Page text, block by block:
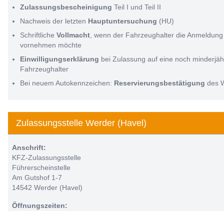
Zulassungsbescheinigung Teil I und Teil II
Nachweis der letzten Hauptuntersuchung (HU)
Schriftliche Vollmacht , wenn der Fahrzeughalter die
vornehmen möchte
Einwilligungserklärung bei Zulassung auf eine noch
Fahrzeughalter
Bei neuem Autokennzeichen: Reservierungsbestätigung des
Zulassungsstelle Werder (Havel)
Anschrift:
KFZ-Zulassungsstelle
Führerscheinstelle
Am Gutshof 1-7
14542 Werder (Havel)
Öffnungszeiten: